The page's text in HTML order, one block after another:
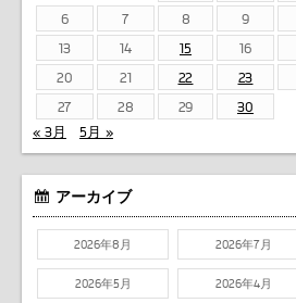
6
7 8 9
13
14 15 16
20
21 22 23
27
28 29
30
« 3月
5月 »
アーカイブ
2026年8月 2026年7月
2026年5月 2026年4月